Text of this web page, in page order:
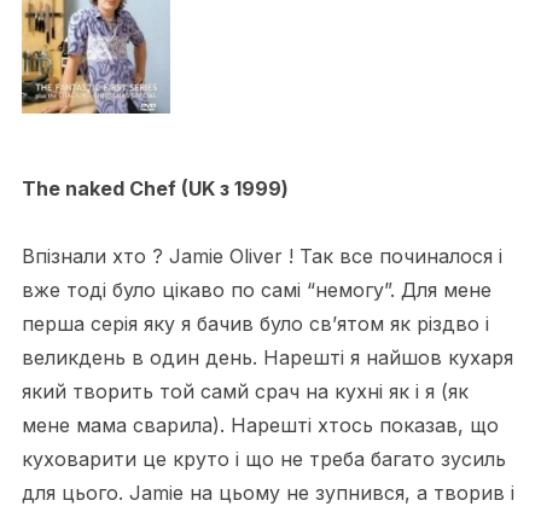
The naked Chef (UK з 1999)
Впізнали хто ? Jamie Oliver ! Так все починалося і
вже тоді було цікаво по самі “немогу”. Для мене
перша серія яку я бачив було св’ятом як різдво і
великдень в один день. Нарешті я найшов кухаря
який творить той самй срач на кухні як і я (як
мене мама сварила). Нарешті хтось показав, що
куховарити це круто і що не треба багато зусиль
для цього. Jamie на цьому не зупнився, а творив і